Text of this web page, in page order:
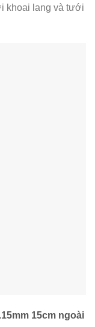
khoai lang và tưới
15cm ngoài